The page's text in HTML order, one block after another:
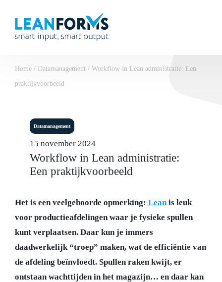
Home / Datamanagement / Workflow in Lean administratie: Een
praktijkvoorbeeld
Datamanagement
15 november 2024
Workflow in Lean administratie:
Een praktijkvoorbeeld
Het is een veelgehoorde opmerking: Leanis leuk
voor productieafdelingen waar je fysieke spullen
kunt verplaatsen. Daar kun je immers
daadwerkelijk “troep” maken, wat de efficiëntie van
de afdeling beïnvloedt. Spullen raken kwijt, er
ontstaan wachttijden in het magazijn… en daar kan